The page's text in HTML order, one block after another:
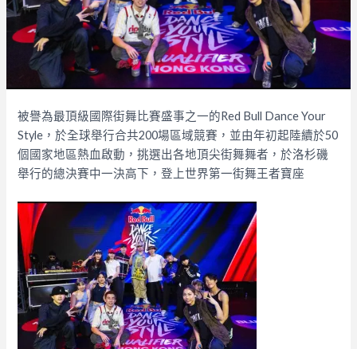
被譽為最頂級國際街舞比賽盛事之一的Red Bull Dance Your
Style，於全球舉行合共200場區域競賽，並由年初起陸續於50
個國家地區熱血啟動，挑選出各地頂尖街舞舞者，於洛杉磯
舉行的總決賽中一決高下，登上世界第一街舞王者寶座